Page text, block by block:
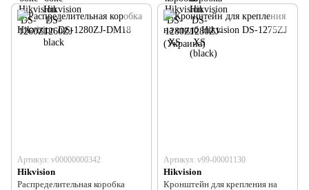
Артикул: v00000000342
Hikvision
Распределительная коробка
Артикул: v99-00001130
Hikvision
Кронштейн для крепления на